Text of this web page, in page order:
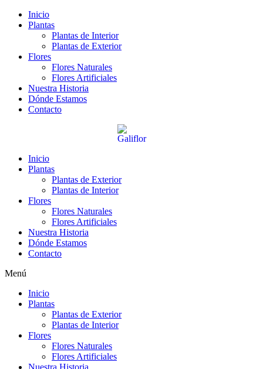
Inicio
Plantas
Plantas de Interior
Plantas de Exterior
Flores
Flores Naturales
Flores Artificiales
Nuestra Historia
Dónde Estamos
Contacto
Inicio
Plantas
Plantas de Exterior
Plantas de Interior
Flores
Flores Naturales
Flores Artificiales
Nuestra Historia
Dónde Estamos
Contacto
Menú
Inicio
Plantas
Plantas de Exterior
Plantas de Interior
Flores
Flores Naturales
Flores Artificiales
Nuestra Historia